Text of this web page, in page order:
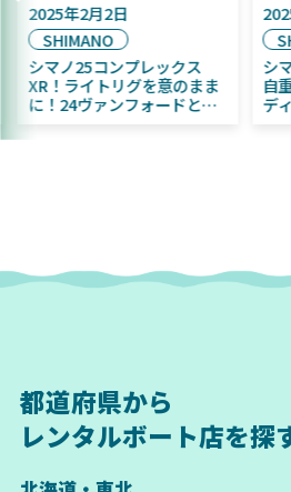
2025年2月2日
SHIMANO
シマノ25コンプレックス
XR！ライトリグを意のまま
に！24ヴァンフォードとの
シ
自
デ
都道府県から
レンタルボート店を探